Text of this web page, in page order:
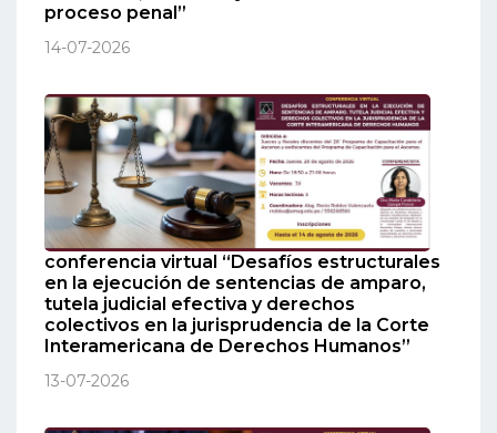
proceso penal”
14-07-2026
conferencia virtual “Desafíos estructurales
en la ejecución de sentencias de amparo,
tutela judicial efectiva y derechos
colectivos en la jurisprudencia de la Corte
Interamericana de Derechos Humanos”
13-07-2026